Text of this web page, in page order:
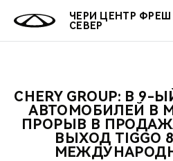
ЧЕРИ ЦЕНТР ФРЕШ
СЕВЕР
ВСЕ МОДЕЛИ
ВЫБОР И ПОКУПКА
МИР
АКСЕССУАРЫ
ВЫГОДЫ И АКЦИИ
ОНЛАЙН
ВЫБОР И ПОКУПКА
О
CHERY GROUP: В 9-
АВТОМОБИЛЕЙ В
ПРОРЫВ В
ВЫХОД TIGGO